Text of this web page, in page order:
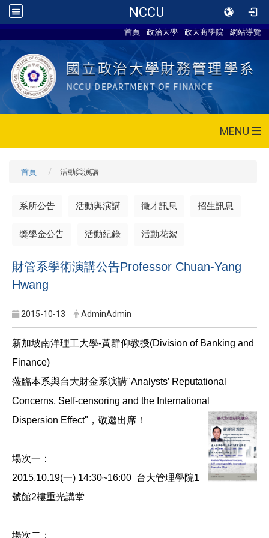
NCCU
首頁 政治大學 政大商學院 網站導覽
MENU
首頁 活動與演講
系所公告 活動與演講 徵才訊息 招生訊息
獎學金公告 活動紀錄 活動花絮
財管系學術演講公告Professor Chuan-Yang
Hwang
2015-10-13 AdminAdmin
新加坡南洋理工大學-黃群仰教授(Division of Banking and
Finance)
蒞臨本系與台大財金系演講"Analysts’ Reputational
Concerns, Self‐censoring and the International
Dispersion Effect"，敬邀出席！
場次一：
2015.10.19(一) 14:30~16:00 台大管理學院1
號館2樓重光講堂
場次二：